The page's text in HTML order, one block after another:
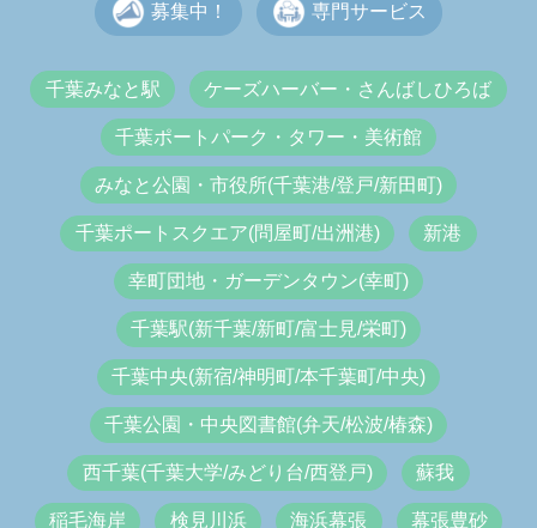
募集中！ 専門サービス
千葉みなと駅 ケーズハーバー・さんばしひろば
千葉ポートパーク・タワー・美術館
みなと公園・市役所(千葉港/登戸/新田町)
千葉ポートスクエア(問屋町/出洲港) 新港
幸町団地・ガーデンタウン(幸町)
千葉駅(新千葉/新町/富士見/栄町)
千葉中央(新宿/神明町/本千葉町/中央)
千葉公園・中央図書館(弁天/松波/椿森)
西千葉(千葉大学/みどり台/西登戸) 蘇我
稲毛海岸 検見川浜 海浜幕張 幕張豊砂